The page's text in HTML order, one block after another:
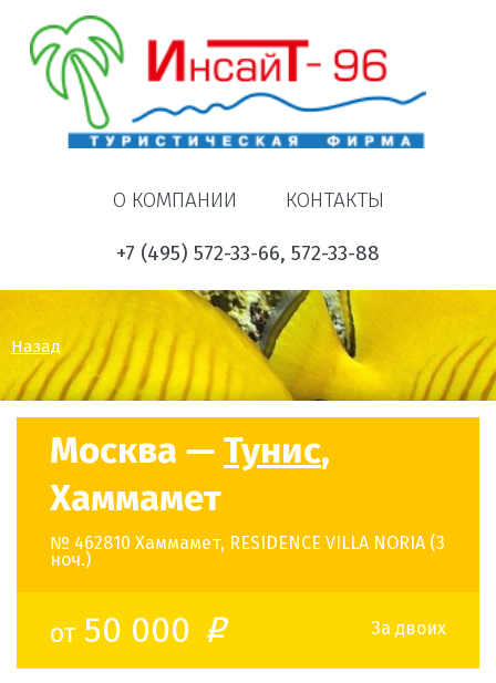
О КОМПАНИИ КОНТАКТЫ
+7 (495) 572-33-66, 572-33-88
Назад
Москва — Тунис,
Хаммамет
№ 462810 Хаммамет, RESIDENCE VILLA NORIA (3
ноч.)
от50 000 o За двоих